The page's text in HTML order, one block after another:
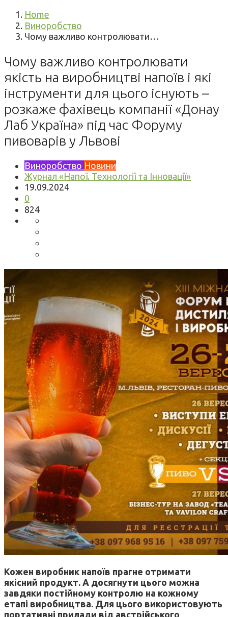
Home
Виноробство
Чому важливо контролювати…
Чому важливо контролювати
якість на виробництві напоїв і які
інструменти для цього існують –
розкаже фахівець компанії «Донау
Лаб Україна» під час Форуму
пивоварів у Львові
Виноробство Новини
Журнал «Напої. Технології та Інновації»
19.09.2024
0
824
Кожен виробник напоїв прагне отримати
якісний продукт. А досягнути цього можна
завдяки постійному контролю на кожному
етапі виробництва. Для цього використовують
портативні прилади від австрійського